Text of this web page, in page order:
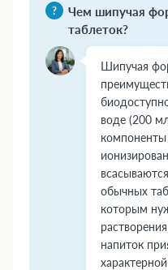
Чем шипучая
таблеток?
Шипучая
воде (200
компоненты
обычных
которым
напиток